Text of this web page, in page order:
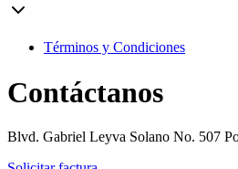
Términos y Condiciones
Contáctanos
Blvd. Gabriel Leyva Solano No. 507